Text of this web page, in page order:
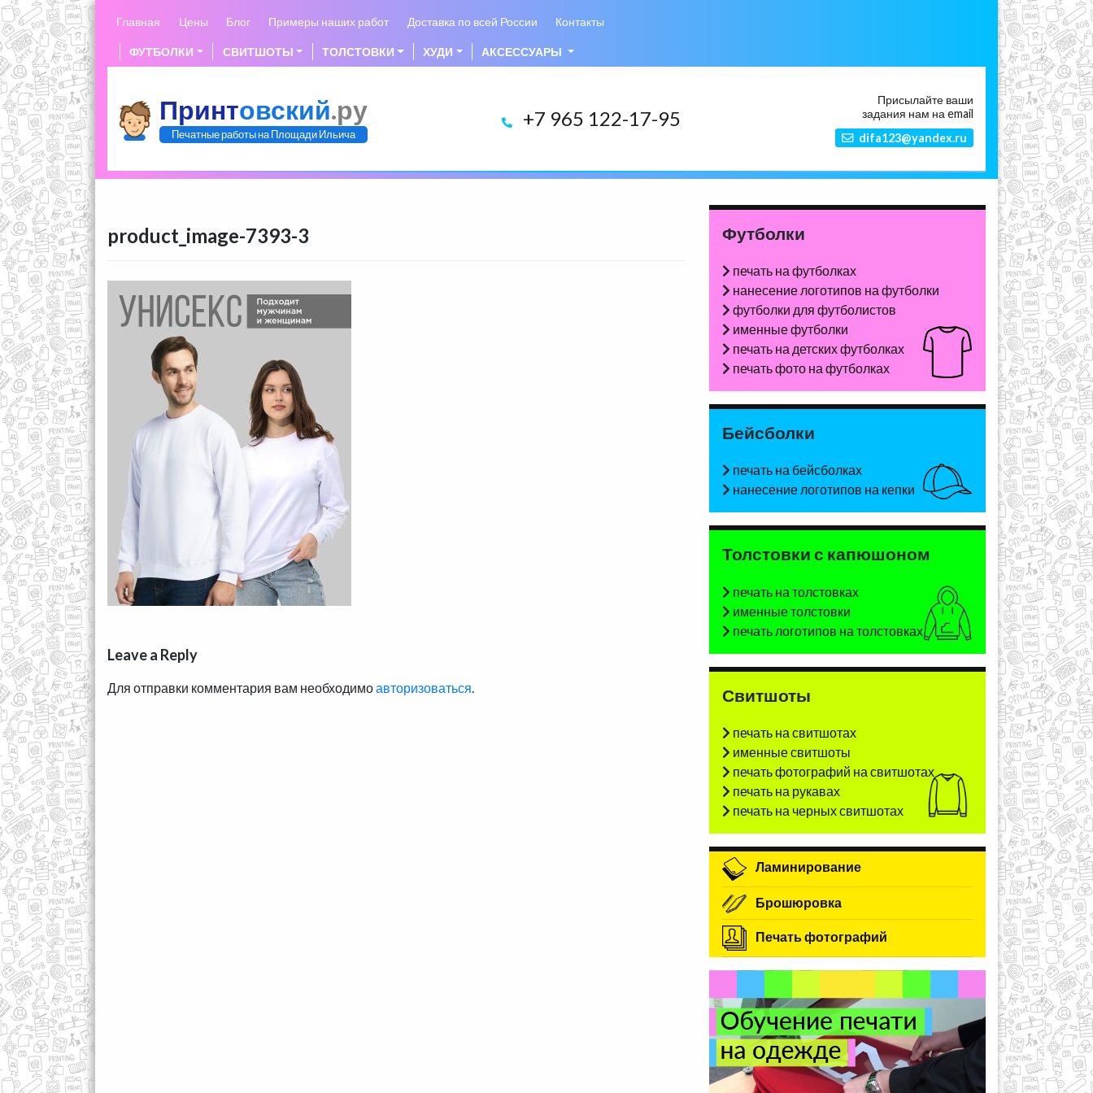
content
Главная Цены Блог Примеры наших работ Доставка по всей России Контакты
ФУТБОЛКИ СВИТШОТЫ ТОЛСТОВКИ ХУДИ АКСЕССУАРЫ
Принтовский.ру
Печатные работы на Площади Ильича
+7 965 122-17-95
Присылайте ваши
задания нам на email
difa123@yandex.ru
product_image-7393-3
Leave a Reply
Для отправки комментария вам необходимоавторизоваться
Футболки
печать на футболках
нанесение логотипов на футболки
футболки для футболистов
именные футболки
печать на детских футболках
печать фото на футболках
Бейсболки
печать на бейсболках
нанесение логотипов на кепки
Толстовки с капюшоном
печать на толстовках
именные толстовки
печать логотипов на толстовках
Свитшоты
печать на свитшотах
именные свитшоты
печать фотографий на свитшотах
печать на рукавах
печать на черных свитшотах
Ламинирование
Брошюровка
Печать фотографий